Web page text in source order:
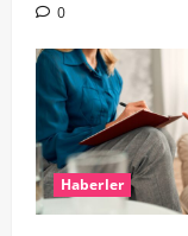
0
Haberler